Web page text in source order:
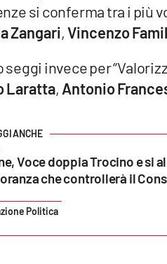
si conferma tra i più
Zangari,Vincenzo
seggi invece per
Laratta, Antonio
Voce doppia Trocino e si
che controllerà il
Politica